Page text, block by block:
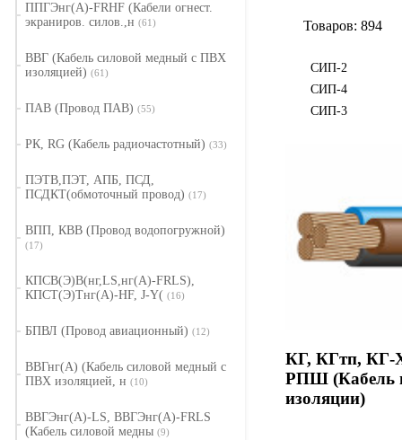
ППГЭнг(А)-FRHF (Кабели огнест.
экраниров. силов.,н (61)
ВВГ (Кабель силовой медный с ПВХ
изоляцией) (61)
ПАВ (Провод ПАВ) (55)
РК, RG (Кабель радиочастотный) (33)
ПЭТВ,ПЭТ, АПБ, ПСД,
ПСДКТ(обмоточный провод) (17)
ВПП, КВВ (Провод водопогружной)
(17)
КПСВ(Э)В(нг,LS,нг(А)-FRLS),
КПСТ(Э)Тнг(А)-HF, J-Y( (16)
БПВЛ (Провод авиационный) (12)
ВВГнг(А) (Кабель силовой медный с
ПВХ изоляцией, н (10)
ВВГЭнг(А)-LS, ВВГЭнг(А)-FRLS
(Кабель силовой медны (9)
Товаров: 894
СИП-2
СИП-4
СИП-3
КГ, КГтп,
РПШ (Кабель
изоляции)